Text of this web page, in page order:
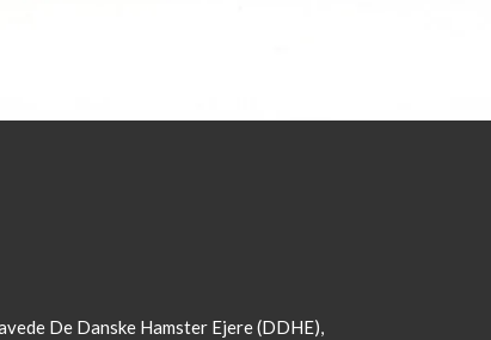
De Danske Hamster Ejere (DDHE),